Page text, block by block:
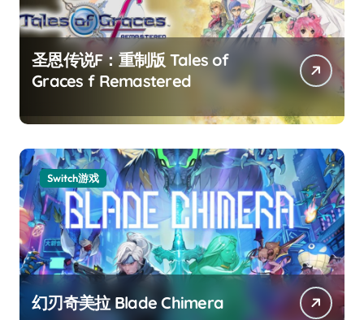
圣恩传说F：重制版 Tales of
Graces f Remastered
Switch游戏
幻刃奇美拉 Blade Chimera